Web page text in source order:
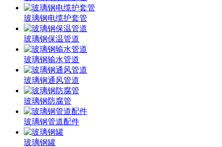
玻璃钢电缆护套管
玻璃钢保温管道
玻璃钢输水管道
玻璃钢通风管道
玻璃钢防腐管
玻璃钢管道配件
玻璃钢罐